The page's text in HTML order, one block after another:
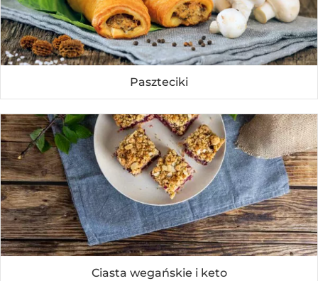
Paszteciki
Ciasta wegańskie i keto